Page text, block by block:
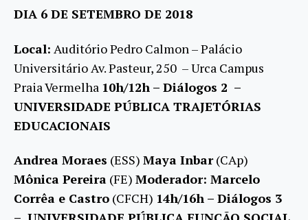
DIA 6 DE SETEMBRO DE 2018
Local: Auditório Pedro Calmon – Palácio
Universitário Av. Pasteur, 250 – Urca Campus
Praia Vermelha 10h/12h – Diálogos 2 –
UNIVERSIDADE PÚBLICA TRAJETÓRIAS
EDUCACIONAIS
Andrea Moraes (ESS) Maya Inbar(CAp)
Mônica Pereira (FE) Moderador: Marcelo
Corrêa e Castro (CFCH) 14h/16h – Diálogos 3